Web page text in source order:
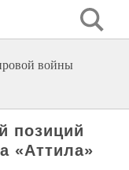
войны
позиций
«Аттила»